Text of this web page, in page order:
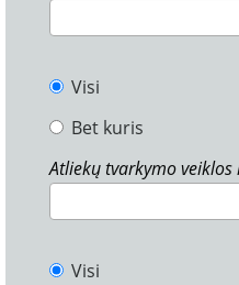
Visi
Bet kuris
Atliekų tvarkymo veiklos
Visi